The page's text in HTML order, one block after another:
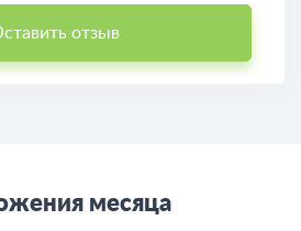
отзыв
месяца